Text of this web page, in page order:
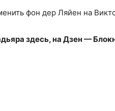
фон дер Ляйен на
здесь, на Дзен —